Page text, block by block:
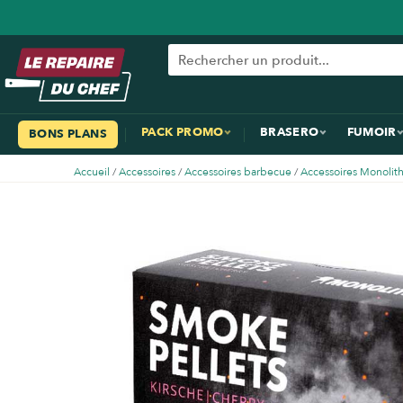
BONS PLANS PACK PROMO BRASERO FUMOIR
Accueil /Accessoires/Accessoires barbecue/Accessoires Monolith